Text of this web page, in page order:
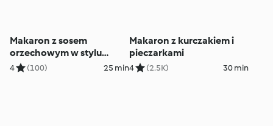
Makaron z sosem
orzechowym w stylu
tajskim
4 (100) 25 min
Makaron z kurczakiem i
pieczarkami
4 (2.5K) 30 min